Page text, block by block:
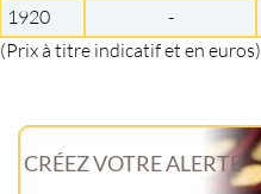
1920
-
(Prix à titre indicatif et en euros)
CRÉEZ VOTRE ALERTE